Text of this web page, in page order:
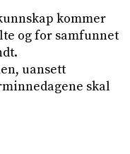
kommer
og for samfunnet
uansett
skal